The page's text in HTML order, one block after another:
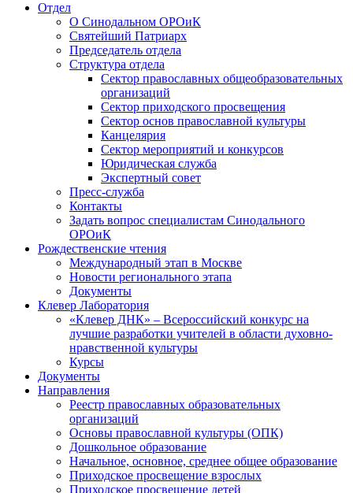
Отдел
О Синодальном ОРОиК
Святейший Патриарх
Председатель отдела
Структура отдела
Сектор православных общеобразовательных
организаций
Сектор приходского просвещения
Сектор основ православной культуры
Канцелярия
Сектор мероприятий и конкурсов
Юридическая служба
Экспертный совет
Пресс-служба
Контакты
Задать вопрос специалистам Синодального
ОРОиК
Рождественские чтения
Международный этап в Москве
Новости регионального этапа
Документы
Клевер Лаборатория
«Клевер ДНК» – Всероссийский конкурс на
лучшие разработки учителей в области духовно-
нравственной культуры
Курсы
Документы
Направления
Реестр православных образовательных
организаций
Основы православной культуры (ОПК)
Дошкольное образование
Начальное, основное, среднее общее образование
Приходское просвещение взрослых
Приходское просвещение детей